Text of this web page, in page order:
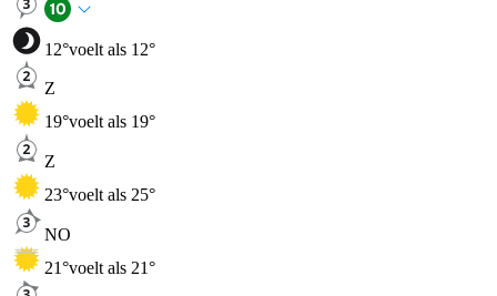
12°voelt als 12°
Z
19°voelt als 19°
Z
23°voelt als 25°
NO
21°voelt als 21°